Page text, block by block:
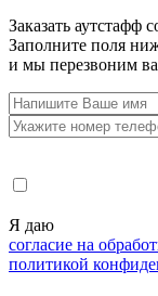
Заказать аутстафф
Заполните поля
и мы перезвоним
Я даю
согласие на
политикой